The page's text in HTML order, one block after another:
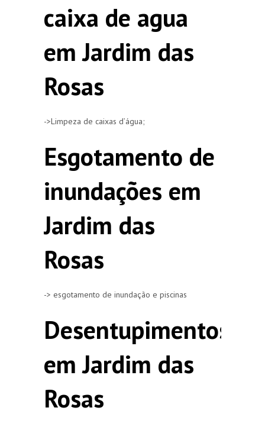
caixa de agua
em Jardim das
Rosas
->Limpeza de caixas d’água;
Esgotamento de
inundações em
Jardim das
Rosas
-> esgotamento de inundação e piscinas
Desentupimentos
em Jardim das
Rosas